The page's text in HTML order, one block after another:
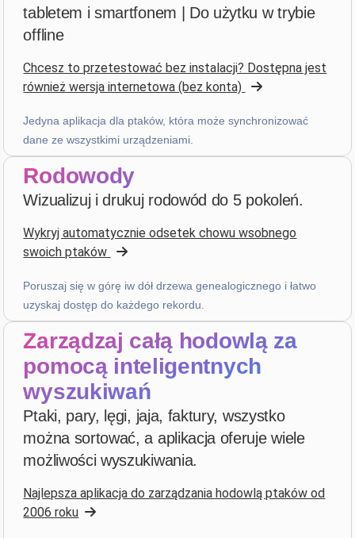
François ·France
starstar
Son accessibilité sur toutes les plateformes le rend
d'autant plus utile. Bravo!”
starstarstarstar star_border
Bardzo wysoko ocenione — dziękuję!
2 tygodnie temu
Julien · France
star star
Bardzo wysoko ocenione — dziękuję!
2 tygodnie temu
D. V ·Malta
starstarstarstar star v4.3.21
Ocena pięciogwiazdkowa
3 tygodnie temu
tabletem i smartfonem | Do użytku w trybie
offline
Chcesz to przetestować bez instalacji? Dostępna jest
również wersja internetowa (bez konta)
Jedyna aplikacja dla ptaków, która może synchronizować
dane ze wszystkimi urządzeniami.
Rodowody
Wizualizuj i drukuj rodowód do 5 pokoleń.
Wykryj automatycznie odsetek chowu wsobnego
swoich ptaków
Poruszaj się w górę iw dół drzewa genealogicznego i łatwo
uzyskaj dostęp do każdego rekordu.
Zarządzaj całą hodowlą za
pomocą inteligentnych
wyszukiwań
Ptaki, pary, lęgi, jaja, faktury, wszystko
można sortować, a aplikacja oferuje wiele
możliwości wyszukiwania.
Najlepsza aplikacja do zarządzania hodowlą ptaków od
2006 roku